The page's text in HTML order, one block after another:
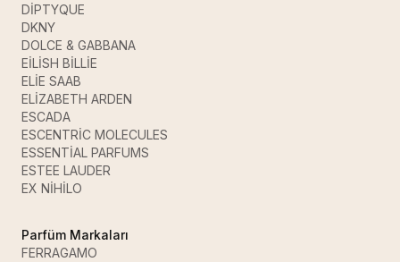
DİPTYQUE
DKNY
DOLCE & GABBANA
EİLİSH BİLLİE
ELİE SAAB
ELİZABETH ARDEN
ESCADA
ESCENTRİC MOLECULES
ESSENTİAL PARFUMS
ESTEE LAUDER
EX NİHİLO
Parfüm Markaları
FERRAGAMO